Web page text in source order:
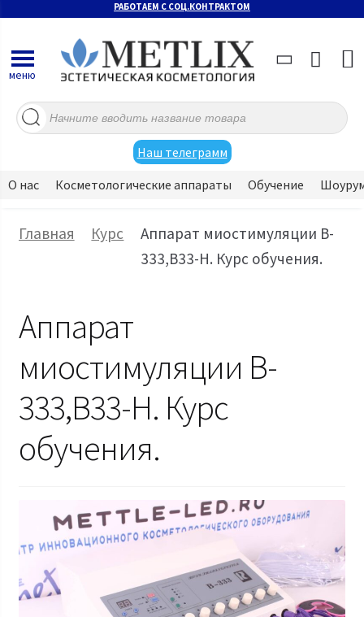
РАБОТАЕМ С СОЦ.КОНТРАКТОМ
Поиск
товаров
Наш телеграмм
меню
О нас Косметологические аппараты Обучение
Главная Курс
Аппарат миостимуляции B-
333,B33-H. Курс обучения.
Аппарат
миостимуляции B-
333,B33-H. Курс
обучения.